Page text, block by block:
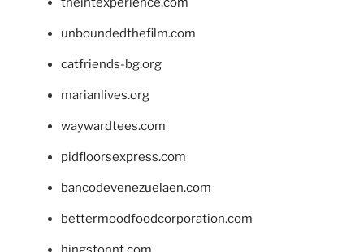
unboundedthefilm.com
catfriends-bg.org
marianlives.org
waywardtees.com
pidfloorsexpress.com
bancodevenezuelaen.com
bettermoodfoodcorporation.com